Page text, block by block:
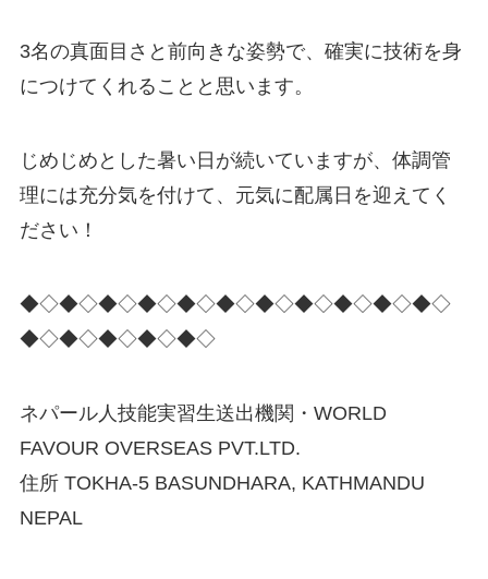
3名の真面目さと前向きな姿勢で、確実に技術を身
につけてくれることと思います。
じめじめとした暑い日が続いていますが、体調管
理には充分気を付けて、元気に配属日を迎えてく
ださい！
◆◇◆◇◆◇◆◇◆◇◆◇◆◇◆◇◆◇◆◇◆◇
◆◇◆◇◆◇◆◇◆◇
ネパール人技能実習生送出機関・WORLD
FAVOUR OVERSEAS PVT.LTD.
住所 TOKHA-5 BASUNDHARA, KATHMANDU
NEPAL